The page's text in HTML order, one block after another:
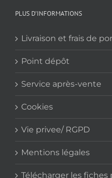
PLUS D’INFORMATIONS
Livraison et frais de
Point dépôt
Service après-vente
Cookies
Vie privee/ RGPD
Mentions légales
Télécharger les fiches